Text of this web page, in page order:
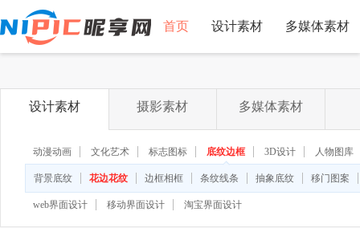
首页 设计素材 多媒体素材
设计素材 摄影素材 多媒体素材
动漫动画 文化艺术 标志图标 底纹边框 3D设计 人物图库
◆
◆
背景底纹
花边花纹 边框相框 条纹线条 抽象底纹 移门图案
web界面设计 移动界面设计 淘宝界面设计